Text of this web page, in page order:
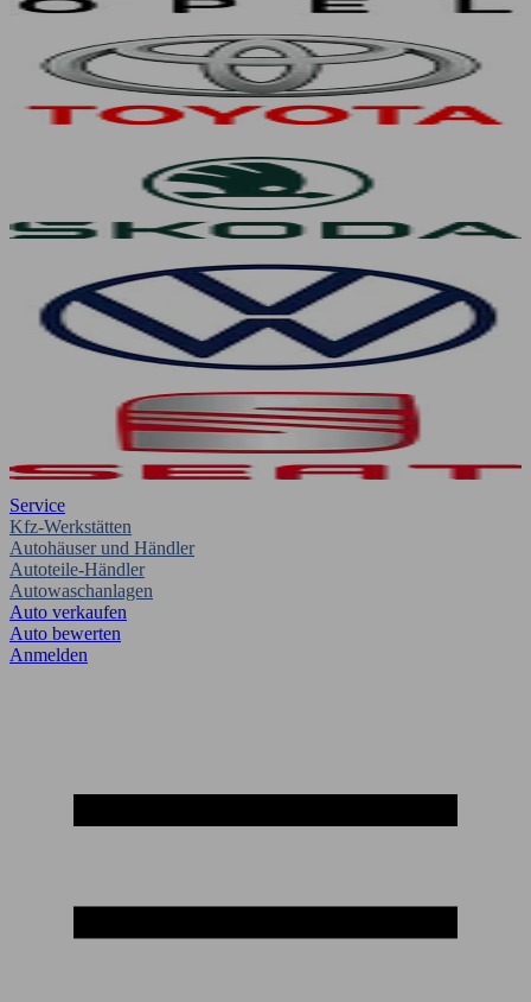
Service
Kfz-Werkstätten
Autohäuser und Händler
Autoteile-Händler
Autowaschanlagen
Auto verkaufen
Auto bewerten
Anmelden